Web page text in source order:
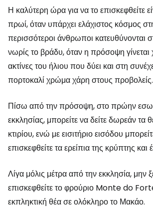
Η καλύτερη ώρα για να το επισκεφθείτε
πρωί, όταν υπάρχει ελάχιστος κόσμος
περισσότεροι άνθρωποι κατευθύνονται
νωρίς το βράδυ, όταν η πρόσοψη γίνεται
ακτίνες του ήλιου που δύει και στη
πορτοκαλί χρώμα χάρη στους προβολείς.
Πίσω από την πρόσοψη, στο πρώην
εκκλησίας, μπορείτε να δείτε δωρεάν τα
κτιρίου, ενώ με εισιτήριο εισόδου
επισκεφθείτε τα ερείπια της κρύπτης και
Λίγα μόλις μέτρα από την εκκλησία, μην
επισκεφθείτε το φρούριο Monte do
εκπληκτική θέα σε ολόκληρο το Μακάο.